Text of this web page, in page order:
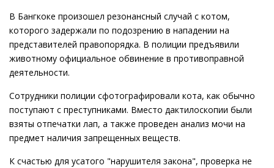
В Бангкоке произошел резонансный случай с котом,
которого задержали по подозрению в нападении на
представителей правопорядка. В полиции предъявили
животному официальное обвинение в противоправной
деятельности.
Сотрудники полиции сфотографировали кота, как обычно
поступают с преступниками. Вместо дактилоскопии были
взяты отпечатки лап, а также проведен анализ мочи на
предмет наличия запрещенных веществ.
К счастью для усатого "нарушителя закона", проверка не